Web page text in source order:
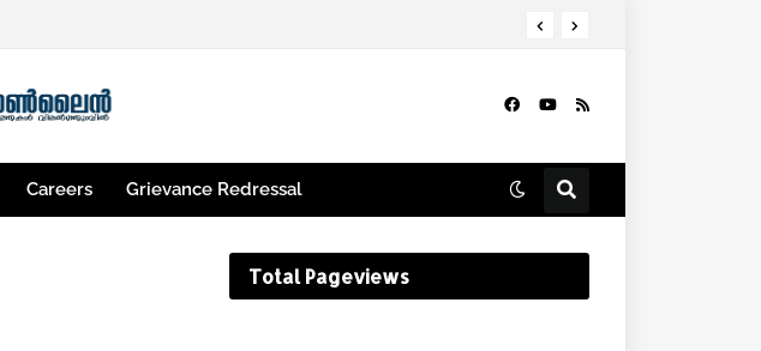
നടത്താൻ നിർദ്ദേശം
Careers Grievance Redressal
Total Pageviews